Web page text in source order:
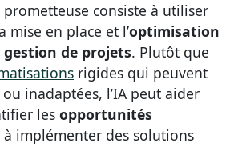
prometteuse consiste à utiliser
mise en place et l’optimisation
gestion de projets. Plutôt que
rigides qui peuvent
inadaptées, l’IA peut aider
les opportunités
à implémenter des solutions